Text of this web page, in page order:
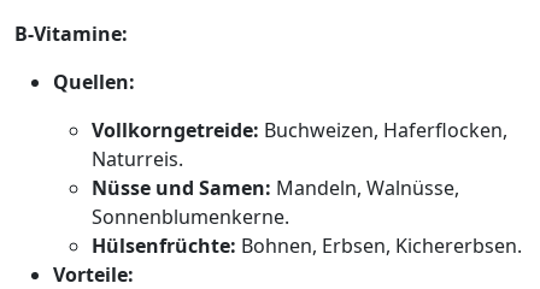
B-Vitamine:
Quellen:
Vollkorngetreide: Buchweizen, Haferflocken,
Naturreis.
Nüsse und Samen: Mandeln, Walnüsse,
Sonnenblumenkerne.
Hülsenfrüchte: Bohnen, Erbsen, Kichererbsen.
Vorteile: